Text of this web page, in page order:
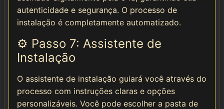
autenticidade e segurança. O processo de
instalação é completamente automatizado.
⚙️ Passo 7: Assistente de
Instalação
O assistente de instalação guiará você através do
processo com instruções claras e opções
personalizáveis. Você pode escolher a pasta de